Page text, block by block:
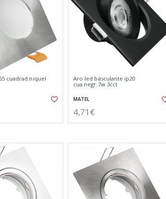
cuadrad.niquel
Aro led basculante ip20
cua.negr.7w.3cct
MATEL
4,71€